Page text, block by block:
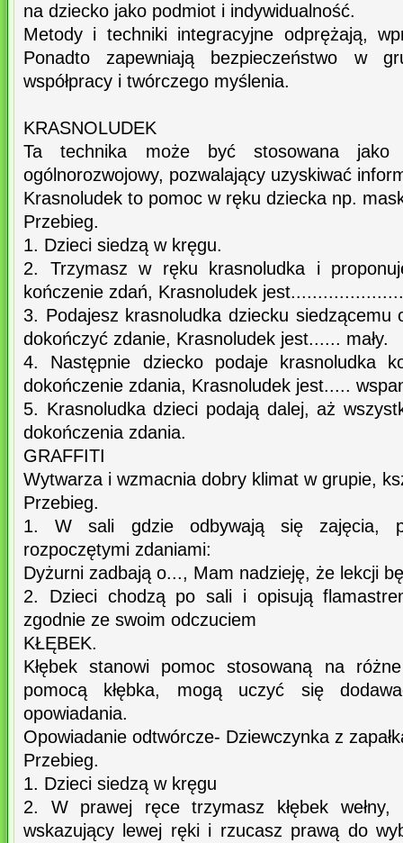
na dziecko jako podmiot i indywidualność.
Metody i techniki integracyjne odprężają,
Ponadto zapewniają bezpieczeństwo w
współpracy i twórczego myślenia.
KRASNOLUDEK
Ta technika może być stosowana jako
ogólnorozwojowy, pozwalający uzyskiwać
Krasnoludek to pomoc w ręku dziecka np.
Przebieg.
1. Dzieci siedzą w kręgu.
2. Trzymasz w ręku krasnoludka i
kończenie zdań, Krasnoludek
3. Podajesz krasnoludka dziecku siedzącemu
dokończyć zdanie, Krasnoludek jest...... mały.
4. Następnie dziecko podaje krasnoludka
dokończenie zdania, Krasnoludek jest.....
5. Krasnoludka dzieci podają dalej, aż
dokończenia zdania.
GRAFFITI
Wytwarza i wzmacnia dobry klimat w grupie,
Przebieg.
1. W sali gdzie odbywają się zajęcia,
rozpoczętymi zdaniami:
Dyżurni zadbają o..., Mam nadzieję, że lekcji
2. Dzieci chodzą po sali i opisują
zgodnie ze swoim odczuciem
KŁĘBEK.
Kłębek stanowi pomoc stosowaną na
pomocą kłębka, mogą uczyć się
opowiadania.
Opowiadanie odtwórcze- Dziewczynka z
Przebieg.
1. Dzieci siedzą w kręgu
2. W prawej ręce trzymasz kłębek
wskazujący lewej ręki i rzucasz prawą do